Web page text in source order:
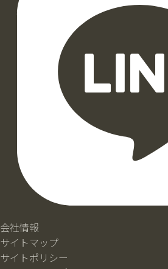
会社情報
サイトマップ
サイトポリシー